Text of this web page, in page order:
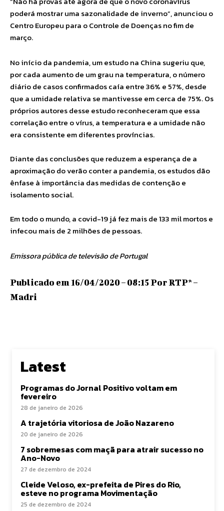
poderá mostrar uma sazonalidade de inverno”, anunciou o
Centro Europeu para o Controle de Doenças no fim de
março.
No início da pandemia, um estudo na China sugeriu que,
por cada aumento de um grau na temperatura, o número
diário de casos confirmados caía entre 36% e 57%, desde
que a umidade relativa se mantivesse em cerca de 75%. Os
próprios autores desse estudo reconheceram que essa
correlação entre o vírus, a temperatura e a umidade não
era consistente em diferentes províncias.
Diante das conclusões que reduzem a esperança de a
aproximação do verão conter a pandemia, os estudos dão
ênfase à importância das medidas de contenção e
isolamento social.
Em todo o mundo, a covid-19 já fez mais de 133 mil mortos e
infecou mais de 2 milhões de pessoas.
Emissora pública de televisão de Portugal
Publicado em 16/04/2020 – 08:15 Por RTP* –
Madri
Latest
Programas do Jornal Positivo voltam em
fevereiro
28 de janeiro de 2026
A trajetória vitoriosa de João Nazareno
20 de janeiro de 2026
7 sobremesas com maçã para atrair sucesso no
Ano-Novo
27 de dezembro de 2024
Cleide Veloso, ex-prefeita de Pires do Rio,
esteve no programa Movimentação
25 de dezembro de 2024